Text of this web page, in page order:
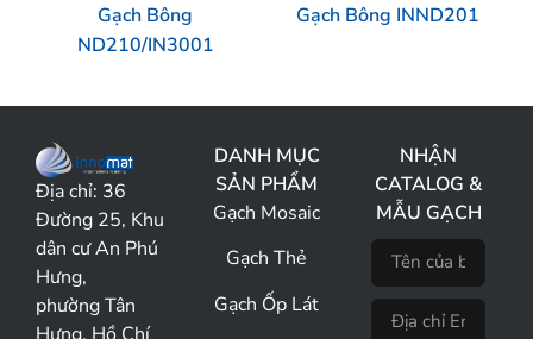
Gạch Bông
ND210/IN3001
Gạch Bông INND201
Địa chỉ: 36
Đường 25, Khu
dân cư An Phú
Hưng,
phường Tân
DANH MỤC
SẢN PHẨM
Gạch Mosaic
Gạch Thẻ
Gạch Ốp Lát
NHẬN
CATALOG &
MẪU GẠCH